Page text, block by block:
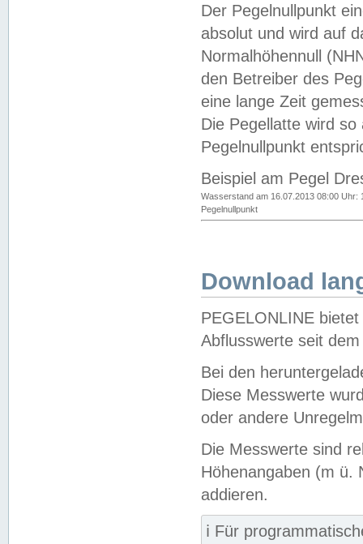
Der Pegelnullpunkt
absolut und wird auf
Normalhöhennull
den Betreiber des
eine lange Zeit
Die Pegellatte wird
Pegelnullpunkt
Beispiel am Pegel
Wasserstand am 16.07.2013 08:00 Uhr:
Pegelnullpunkt
Download
PEGELONLINE
Abflusswerte seit
Bei den
Diese Messwerte
oder andere
Die Messwerte sind
Höhenangaben (m ü.
addieren.
ℹ️ Für